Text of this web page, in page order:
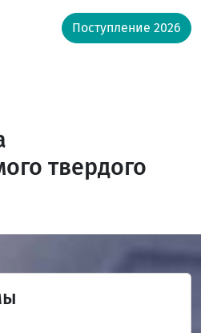
Поступление 2026
твердого